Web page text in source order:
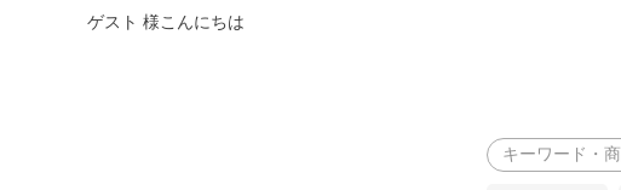
ゲスト 様こんにちは
検索